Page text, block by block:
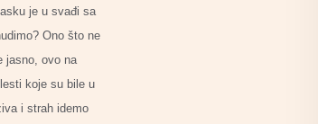
je u svađi sa
Ono što ne
jasno, ovo na
koje su bile u
i strah idemo